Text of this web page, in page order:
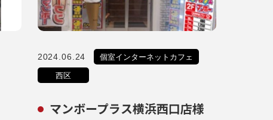
2024.06.24 個室インターネットカフェ
西区
マンボープラス横浜西口店様